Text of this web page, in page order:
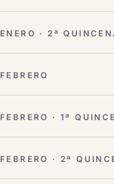
ENERO · 2ª
FEBRERO
FEBRERO · 1ª
FEBRERO · 2ª